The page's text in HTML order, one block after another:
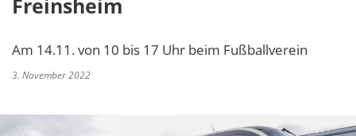
Freinsheim
Am 14.11. von 10 bis 17 Uhr beim Fußballverein
3. November 2022